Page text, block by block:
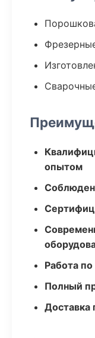
опытом
Работа
Полный
Доставка